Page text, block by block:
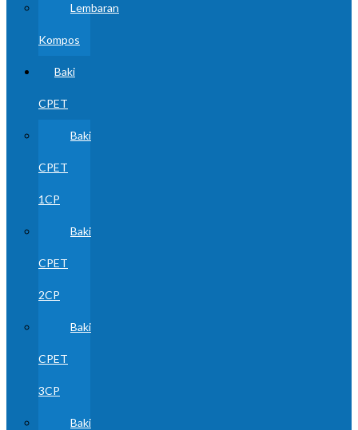
Lembaran
Kompos
Baki
CPET
Baki
CPET
1CP
Baki
CPET
2CP
Baki
CPET
3CP
Baki